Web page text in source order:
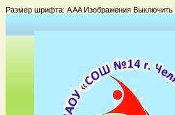
Размер шрифта: AAAИзображения Выключить